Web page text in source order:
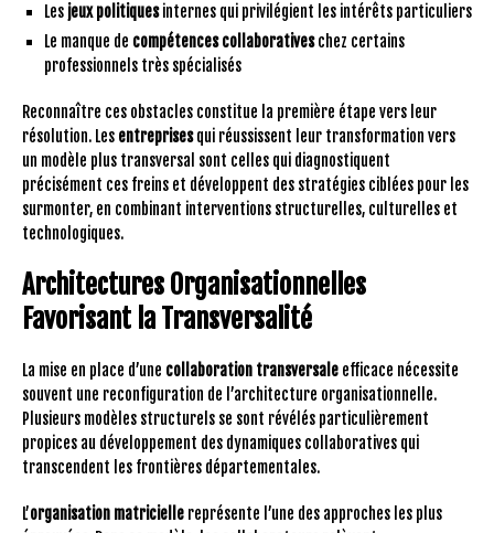
Les jeux politiquesinternes qui privilégient les intérêts particuliers
Le manque de compétences collaborativeschez certains
professionnels très spécialisés
Reconnaître ces obstacles constitue la première étape vers leur
résolution. Les entreprisesqui réussissent leur transformation vers
un modèle plus transversal sont celles qui diagnostiquent
précisément ces freins et développent des stratégies ciblées pour les
surmonter, en combinant interventions structurelles, culturelles et
technologiques.
Architectures Organisationnelles
Favorisant la Transversalité
La mise en place d’une collaboration transversale efficace nécessite
souvent une reconfiguration de l’architecture organisationnelle.
Plusieurs modèles structurels se sont révélés particulièrement
propices au développement des dynamiques collaboratives qui
transcendent les frontières départementales.
L’organisation matricielle représente l’une des approches les plus